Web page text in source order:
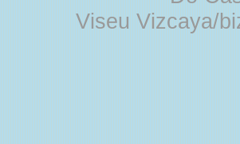
Viseu Vizcaya/